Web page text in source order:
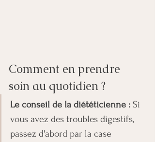
Comment en prendre
soin au quotidien ?
Le conseil de la diététicienne : Si
vous avez des troubles digestifs,
passez d'abord par la case